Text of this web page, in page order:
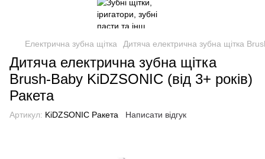
Електрична зубна щітка Дитяча електрична зубна щітка
Дитяча електрична зубна щітка
Brush-Baby KiDZSONIC (від 3+ років)
Ракета
Артикул: KiDZSONIC Ракета Написати відгук